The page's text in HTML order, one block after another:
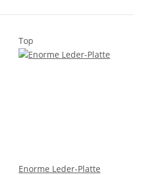
Top
Enorme Leder-Platte